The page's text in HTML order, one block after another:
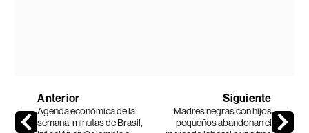
Anterior
Agenda económica de la
semana: minutas de Brasil,
Siguiente
Madres negras con hijos
pequeños abandonan el